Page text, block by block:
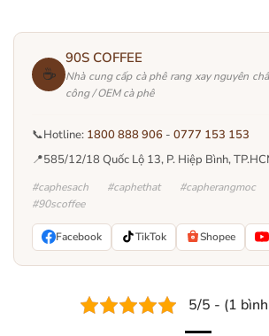
☕
90S COFFEE
Nhà cung cấp cà phê rang xay nguyên
công / OEM cà phê
📞Hotline: 1800 888 906 - 0777 153 153
📍585/12/18 Quốc Lộ 13, P. Hiệp Bình,
#caphesach #caphethat #capherangmoc
#90scoffee
Facebook TikTok Shopee
5/5 - (1